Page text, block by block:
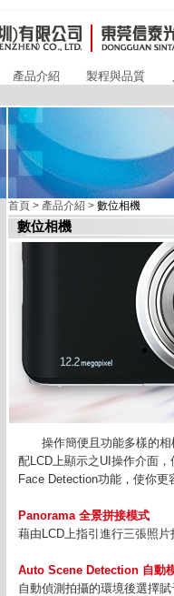
產品介紹 製程與品質
首頁 > 產品介紹 >數位相機
數位相機
操作簡便且功能多樣的相
配LCD上顯示之UI操作介面
Face Detection功能，使你
Panorama 全景拼接模式
藉由LCD上指引進行三張照
Auto Scene Detection 自動
自動偵測拍攝的環境後選擇